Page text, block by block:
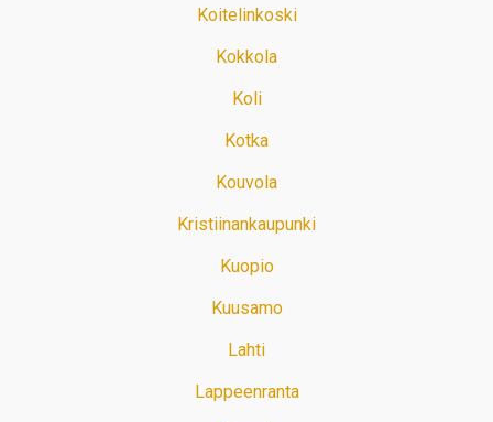
Koitelinkoski
Kokkola
Koli
Kotka
Kouvola
Kristiinankaupunki
Kuopio
Kuusamo
Lahti
Lappeenranta